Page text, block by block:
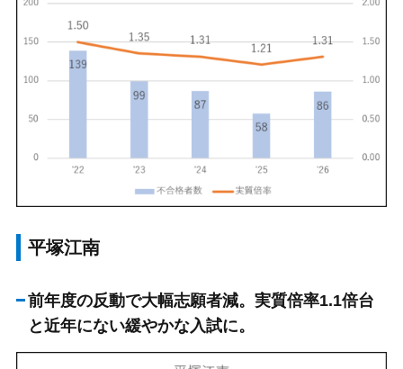
平塚江南
前年度の反動で大幅志願者減。実質倍率1.1倍台
と近年にない緩やかな入試に。